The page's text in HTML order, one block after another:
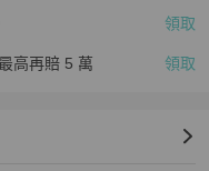
領取
高再賠 5 萬 領取